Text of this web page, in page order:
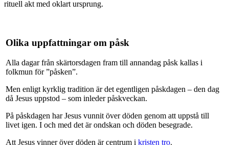
rituell akt med oklart ursprung.
Olika uppfattningar om påsk
Alla dagar från skärtorsdagen fram till annandag påsk kallas i
folkmun för ”påsken”.
Men enligt kyrklig tradition är det egentligen påskdagen – den dag
då Jesus uppstod – som inleder påskveckan.
På påskdagen har Jesus vunnit över döden genom att uppstå till
livet igen. I och med det är ondskan och döden besegrade.
Att Jesus vinner över döden är centrum i kristen tro.